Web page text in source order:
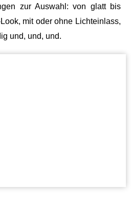
zur Auswahl: von glatt bis
mit oder ohne Lichteinlass,
und, und, und.